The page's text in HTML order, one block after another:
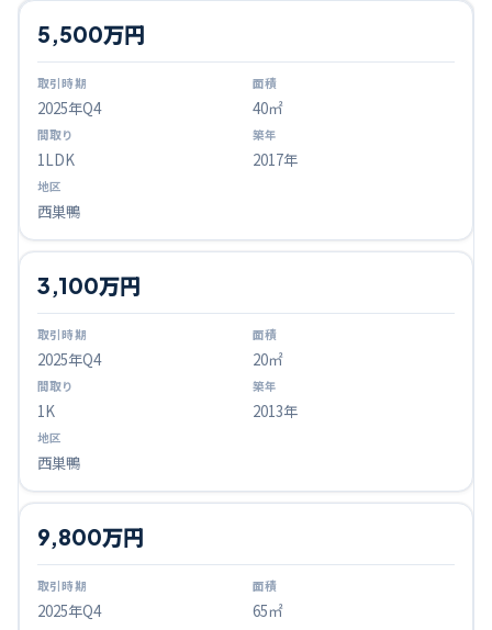
2025年Q4
5,500万円
40㎡
1LDK 2017年
西巣鴨
2025年Q4
3,100万円
20㎡
1K 2013年
西巣鴨
2025年Q4
9,800万円
65㎡